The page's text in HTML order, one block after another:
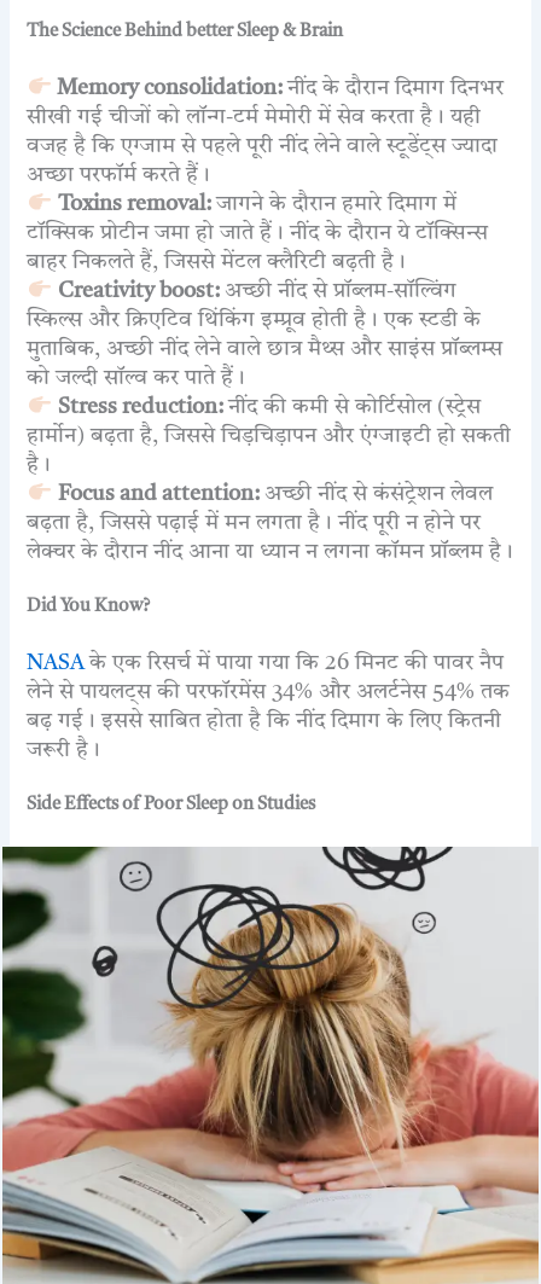
The Science Behind better Sleep & Brain
Memory consolidation:नींद के दौरान दिमाग दिनभर
सीखी गई चीजों को लॉन्ग-टर्म मेमोरी में सेव करता है। यही
वजह है कि एग्जाम से पहले पूरी नींद लेने वाले स्टूडेंट्स ज्यादा
अच्छा परफॉर्म करते हैं।
Toxins removal:जागने के दौरान हमारे दिमाग में
टॉक्सिक प्रोटीन जमा हो जाते हैं। नींद के दौरान ये टॉक्सिन्स
बाहर निकलते हैं, जिससे मेंटल क्लैरिटी बढ़ती है।
Creativity boost:अच्छी नींद से प्रॉब्लम-सॉल्विंग
स्किल्स और क्रिएटिव थिंकिंग इम्प्रूव होती है। एक स्टडी के
मुताबिक, अच्छी नींद लेने वाले छात्र मैथ्स और साइंस प्रॉब्लम्स
को जल्दी सॉल्व कर पाते हैं।
Stress reduction:नींद की कमी से कोर्टिसोल (स्ट्रेस
हार्मोन) बढ़ता है, जिससे चिड़चिड़ापन और एंग्जाइटी हो सकती
है।
Focus and attention:अच्छी नींद से कंसंट्रेशन लेवल
बढ़ता है, जिससे पढ़ाई में मन लगता है। नींद पूरी न होने पर
लेक्चर के दौरान नींद आना या ध्यान न लगना कॉमन प्रॉब्लम है।
Did You Know?
NASAके एक रिसर्च में पाया गया कि 26 मिनट की पावर नैप
लेने से पायलट्स की परफॉरमेंस 34% और अलर्टनेस 54% तक
बढ़ गई। इससे साबित होता है कि नींद दिमाग के लिए कितनी
जरूरी है।
Side Effects of Poor Sleep on Studies